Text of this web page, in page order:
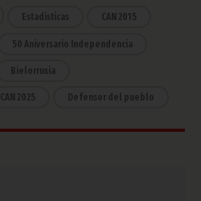
Estadísticas CAN 2015
50 Aniversario Independencia
Bielorrusia
CAN 2025 Defensor del pueblo